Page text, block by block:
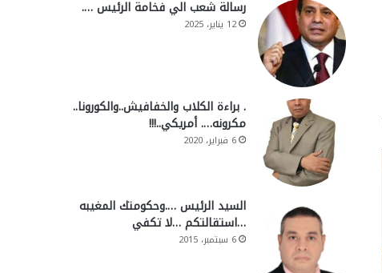
رسالة شعب الي فخامة الرئيس ….
12 يناير، 2025
. براءة الكلاب والخفافيش..والكورونا..
مكرونه…. أمريكي..!!!
6 فبراير، 2020
السيد الرئيس ….وحكومتك المغيبه
…استقالتكم …لا تكفي
6 سبتمبر، 2015